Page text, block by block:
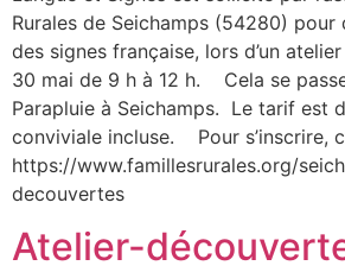
Rurales de Seichamps (54280)
des signes française, lors d’un
30 mai de 9 h à 12 h. Cela se
Parapluie à Seichamps. Le tarif est
conviviale incluse. Pour s’inscrire,
https://www.famillesrurales.org/
decouvertes
Atelier-